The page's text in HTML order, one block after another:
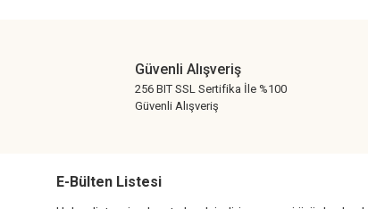
Bu ürüne benzer farklı alternatifler olmalı.
Güvenli Alışveriş
256 BIT SSL Sertifika İle %100
Güvenli Alışveriş
E-Bülten Listesi